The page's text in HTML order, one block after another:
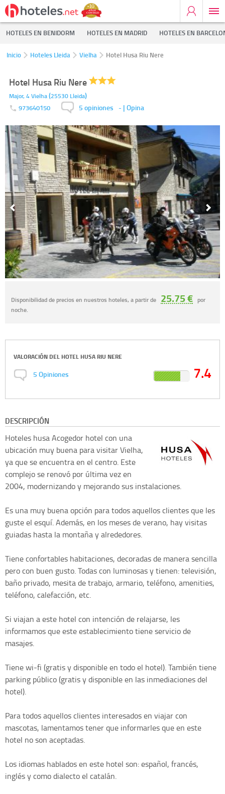
HOTELES EN BENIDORM HOTELES EN MADRID HOTELES EN
Inicio Hoteles Lleida Vielha Hotel Husa Riu Nere
Hotel Husa Riu Nere
Major, 4Vielha(25530 Lleida)
973640150 5 opiniones - | Opina
Disponibilidad de precios en nuestros hoteles, a partir de 25.75 € por
noche.
VALORACIÓN DEL HOTEL HUSA RIU NERE
5Opiniones 7.4
DESCRIPCIÓN
Hoteles husaAcogedor hotel con una
ubicación muy buena para visitar Vielha,
ya que se encuentra en el centro. Este
complejo se renovó por última vez en
2004, modernizando y mejorando sus instalaciones.
Es una muy buena opción para todos aquellos clientes que les
guste el esquí. Además, en los meses de verano, hay visitas
guiadas hasta la montaña y alrededores.
Tiene confortables habitaciones, decoradas de manera sencilla
pero con buen gusto. Todas con luminosas y tienen: televisión,
baño privado, mesita de trabajo, armario, teléfono, amenities,
teléfono, calefacción, etc.
Si viajan a este hotel con intención de relajarse, les
informamos que este establecimiento tiene servicio de
masajes.
Tiene wi-fi (gratis y disponible en todo el hotel). También tiene
parking público (gratis y disponible en las inmediaciones del
hotel).
Para todos aquellos clientes interesados en viajar con
mascotas, lamentamos tener que informarles que en este
hotel no son aceptadas.
Los idiomas hablados en este hotel son: español, francés,
inglés y como dialecto el catalán.